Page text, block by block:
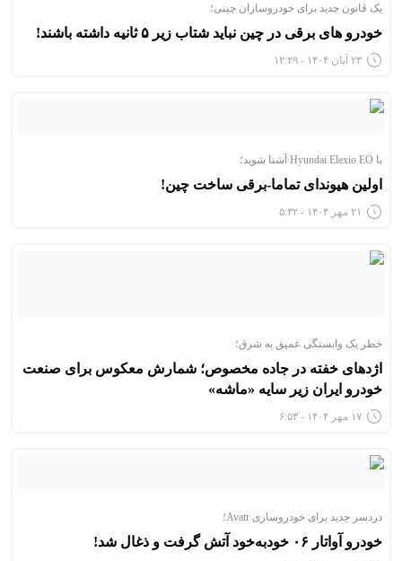
یک قانون جدید برای خودروسازان چینی؛
خودرو های برقی در چین نباید شتاب زیر ۵ ثانیه داشته باشند!
۲۳ آبان ۱۴۰۴ - ۱۲:۲۹
با Hyundai Elexio EO آشنا شوید؛
اولین هیوندای تماما-برقی ساخت چین!
۲۱ مهر ۱۴۰۴ - ۵:۳۲
خطر یک وابستگی عمیق به شرق؛
اژدهای خفته در جاده مخصوص؛ شمارش معکوس برای صنعت
خودرو ایران زیر سایه «ماشه»
۱۷ مهر ۱۴۰۴ - ۶:۵۳
دردسر جدید برای خودروسازی Avatr؛
خودرو آواتار ۰۶ خودبه‌خود آتش گرفت و ذغال شد!